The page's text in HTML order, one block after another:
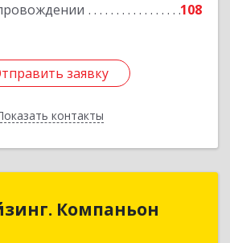
108
заявку
контакты
заявку
Назад
Компаньон
Компаньон